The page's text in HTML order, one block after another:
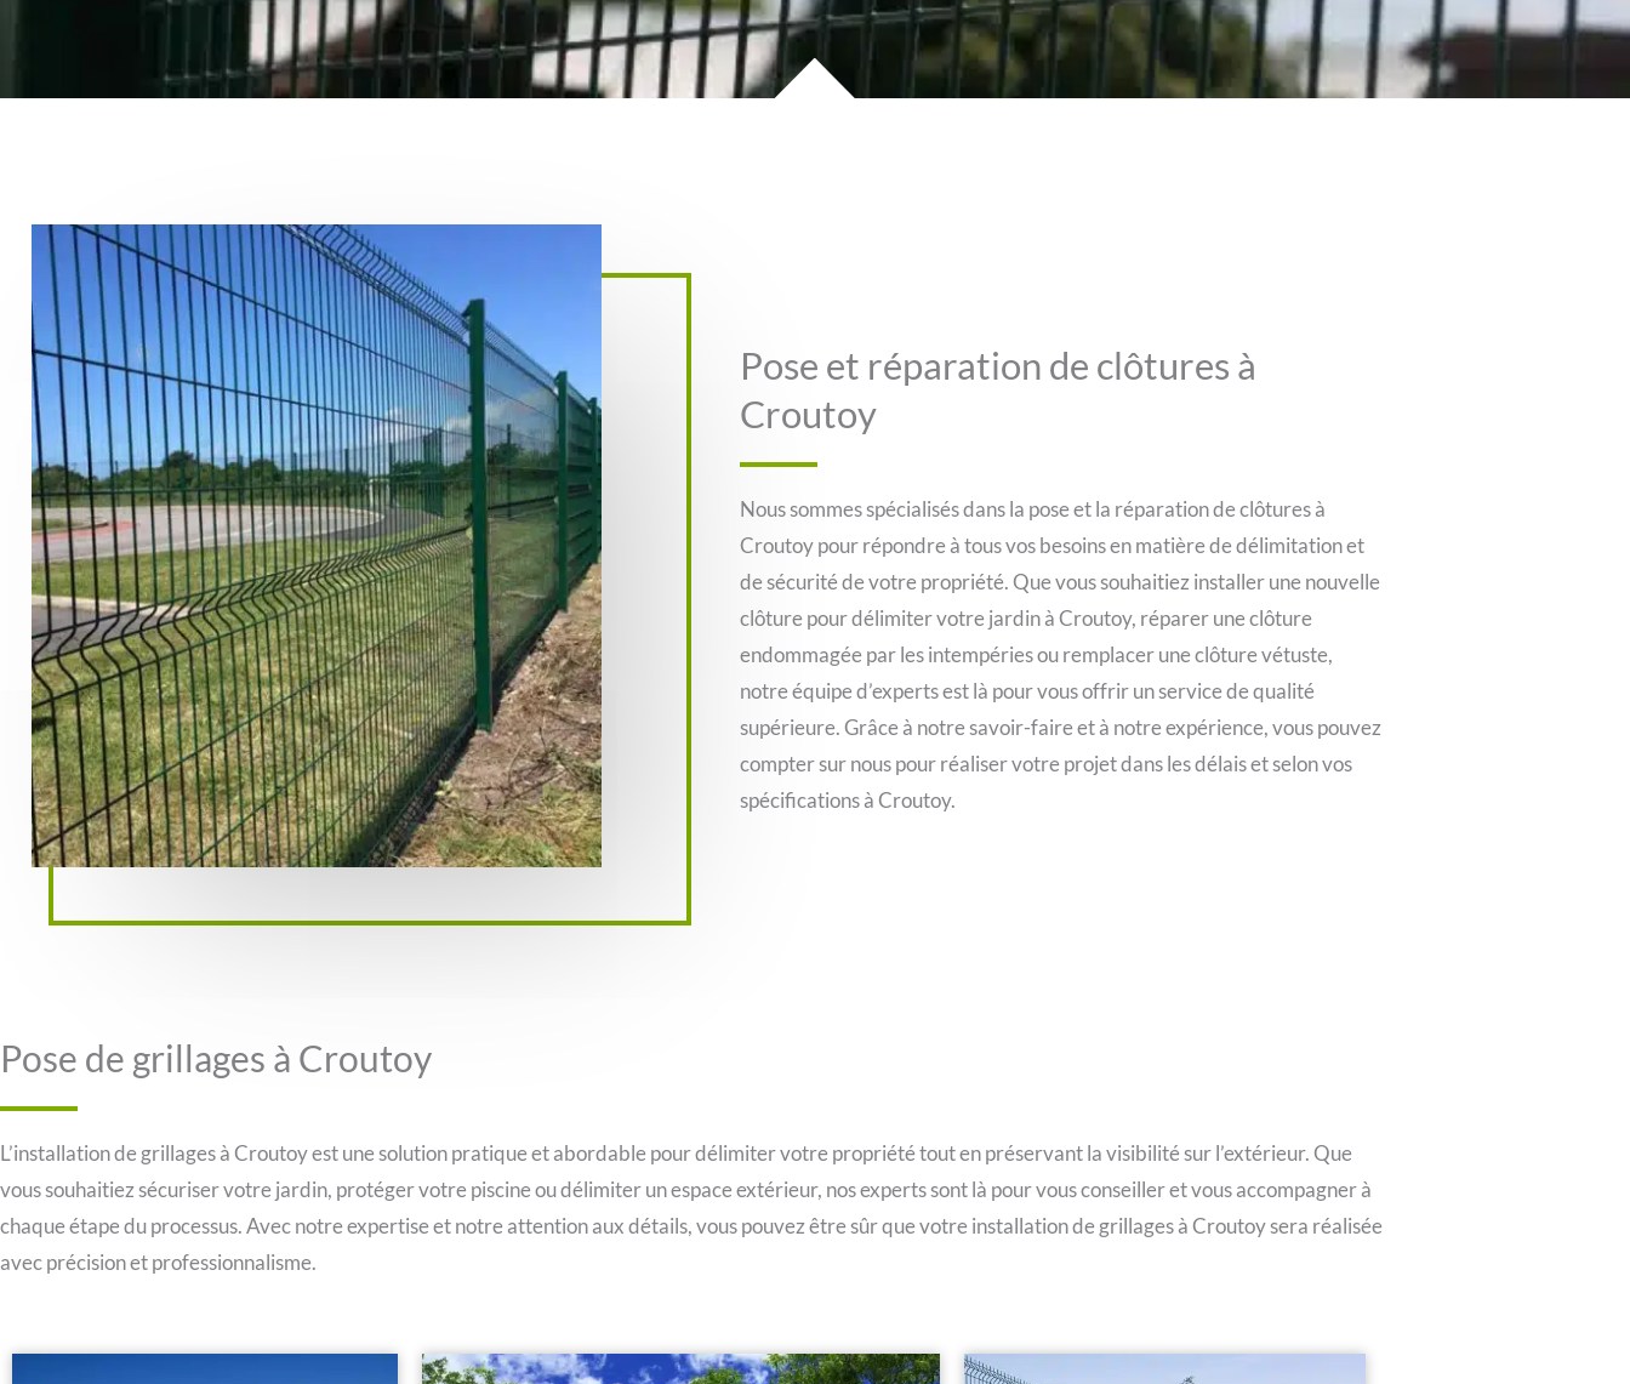
Pose et réparation de clôtures à
Croutoy
Nous sommes spécialisés dans la pose et la réparation de clôtures à
Croutoy pour répondre à tous vos besoins en matière de délimitation et
de sécurité de votre propriété. Que vous souhaitiez installer une nouvelle
clôture pour délimiter votre jardin à Croutoy, réparer une clôture
endommagée par les intempéries ou remplacer une clôture vétuste,
notre équipe d’experts est là pour vous offrir un service de qualité
supérieure. Grâce à notre savoir-faire et à notre expérience, vous pouvez
compter sur nous pour réaliser votre projet dans les délais et selon vos
spécifications à Croutoy.
Pose de grillages à Croutoy
L’installation de grillages à Croutoy est une solution pratique et abordable pour délimiter votre propriété tout en préservant la visibilité sur l’extérieur. Que
vous souhaitiez sécuriser votre jardin, protéger votre piscine ou délimiter un espace extérieur, nos experts sont là pour vous conseiller et vous accompagner à
chaque étape du processus. Avec notre expertise et notre attention aux détails, vous pouvez être sûr que votre installation de grillages à Croutoy sera réalisée
avec précision et professionnalisme.